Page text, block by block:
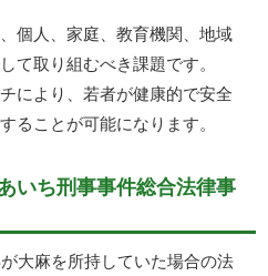
個人、家庭、教育機関、地域
て取り組むべき課題です。
により、若者が健康的で安全
ることが可能になります。
いち刑事事件総合法律事
大麻を所持していた場合の法